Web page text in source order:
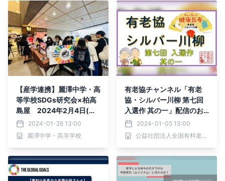
【産学連携】麗澤中学・高
等学校SDGs研究会×柏高
島屋 2024年2月4日(日)
「TSUNAGU ACTION」
プレゼンテーション大会開
催
2024-01-26 13:00
麗澤中学・高等学校
有老協チャンネル「有老
協・シルバー川柳 第七回
入選作 其の一」配信のお
知らせ2024-01-05 13:00
公益社団法人全国有料老人ホーム協会